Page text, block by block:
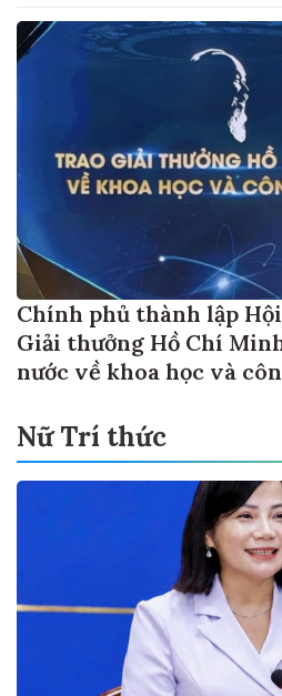
Chính phủ thành lập
Giải thưởng Hồ Chí
nước về khoa học và
Nữ Trí thức